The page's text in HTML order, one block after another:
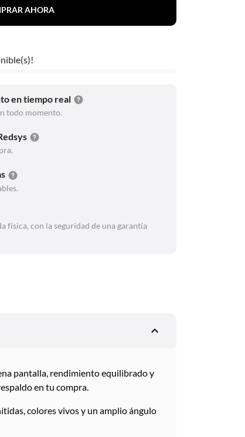
AHORA
en tiempo real
todo momento.
física, con la seguridad de una garantía
expand_less
pantalla, rendimiento equilibrado y
en tu compra.
colores vivos y un amplio ángulo